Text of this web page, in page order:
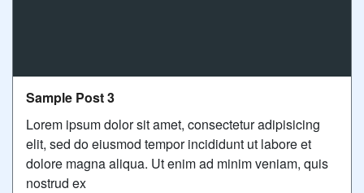
Sample Post 3
Lorem ipsum dolor sit amet, consectetur adipisicing
elit, sed do eiusmod tempor incididunt ut labore et
dolore magna aliqua. Ut enim ad minim veniam, quis
nostrud ex